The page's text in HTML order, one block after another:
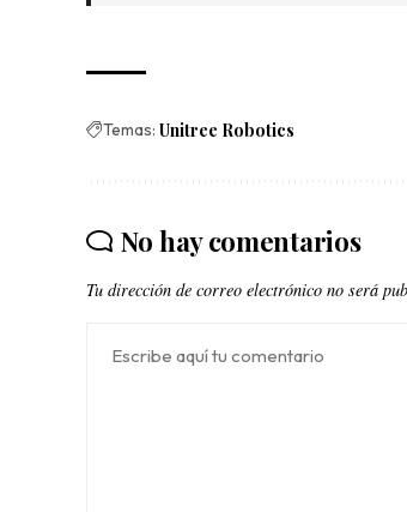
Temas: Unitree Robotics
No hay comentarios
Tu dirección de correo electrónico no será